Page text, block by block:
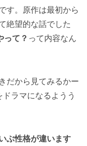
す。原作は最初から
絶望的な話でした
って？ って内容なん
だから見てみるかー
ラマになるようう
ぶ性格が違います